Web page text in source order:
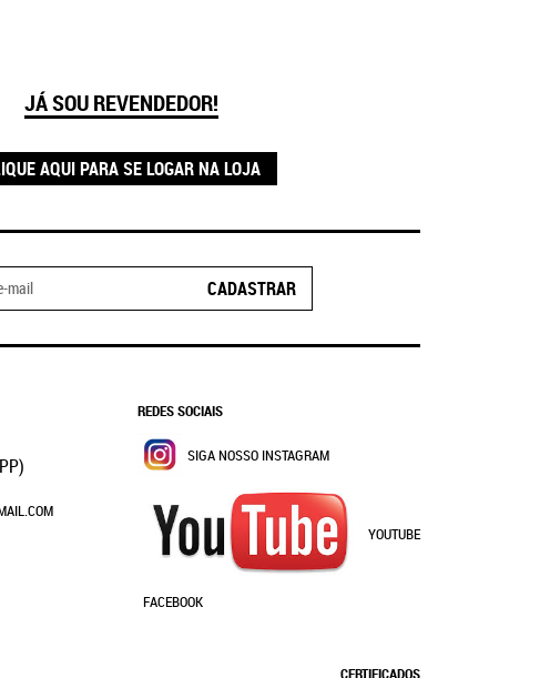
JÁ SOU REVENDEDOR!
AQUI PARA SE LOGAR NA LOJA
CADASTRAR
REDES SOCIAIS
SIGA NOSSO INSTAGRAM
YOUTUBE
FACEBOOK
CERTIFICADOS